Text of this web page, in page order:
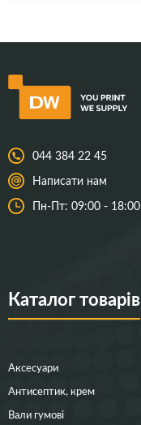
044 384 22 45
Написати нам
Пн-Пт: 09:00 - 18:00
Каталог товарів
Аксесуари
Антисептик, крем
Вали гумові